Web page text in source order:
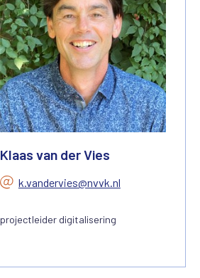
Klaas van der Vies
k.vandervies@nvvk.nl
projectleider digitalisering